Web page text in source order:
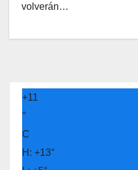
volverán…
+11
°
C
H: +13°